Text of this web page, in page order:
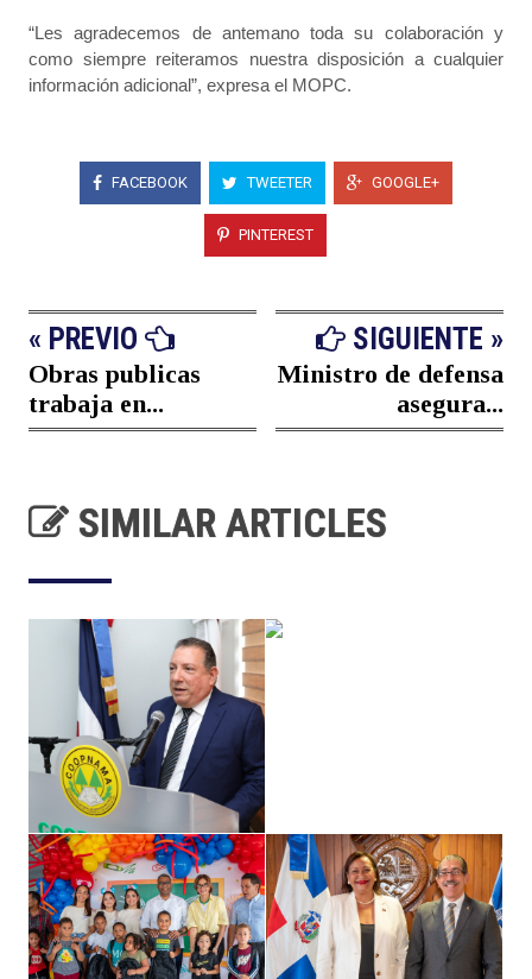
“Les agradecemos de antemano toda su colaboración y
como siempre reiteramos nuestra disposición a cualquier
información adicional”, expresa el MOPC.
FACEBOOK TWEETER GOOGLE+
PINTEREST
« PREVIO
Obras publicas
trabaja en...
SIGUIENTE »
Ministro de defensa
asegura...
SIMILAR ARTICLES